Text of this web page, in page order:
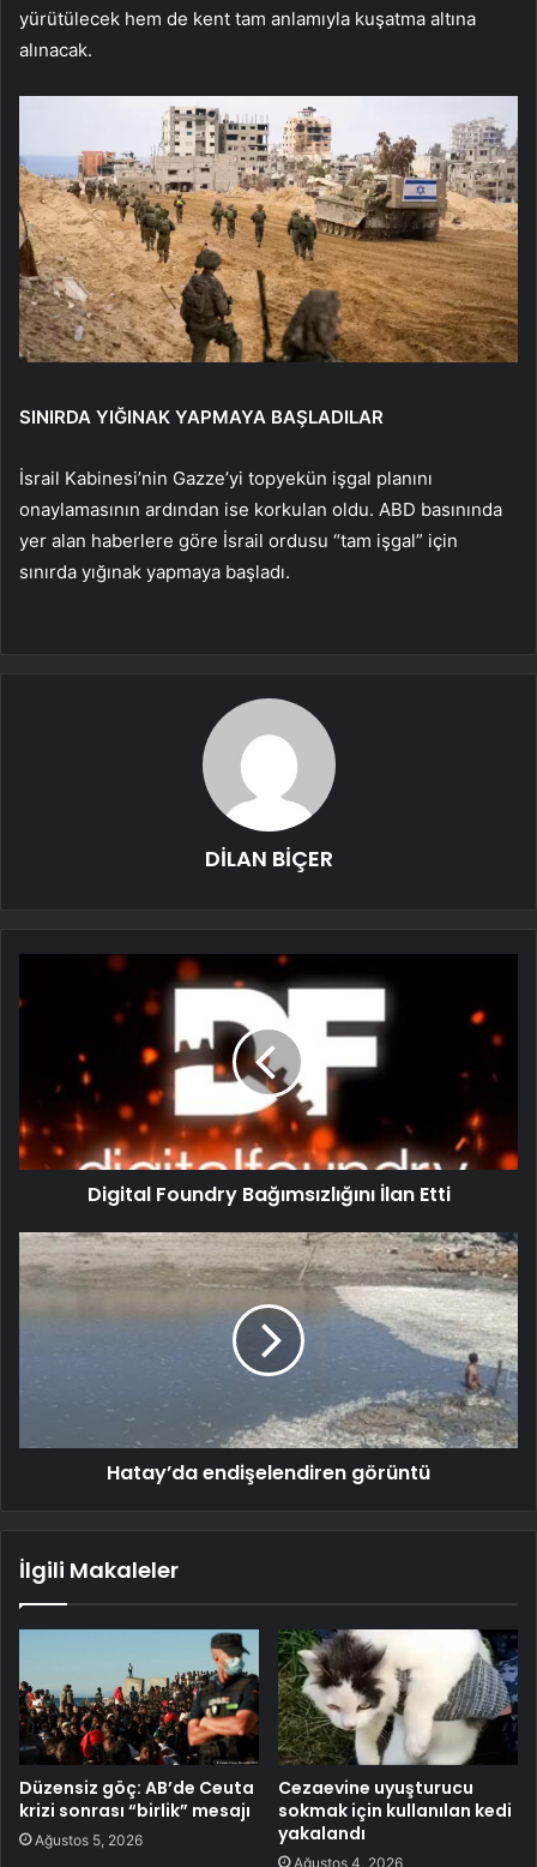
yürütülecek hem de kent tam anlamıyla kuşatma altına
alınacak.
SINIRDA YIĞINAK YAPMAYA BAŞLADILAR
İsrail Kabinesi’nin Gazze’yi topyekün işgal planını
onaylamasının ardından ise korkulan oldu. ABD basınında
yer alan haberlere göre İsrail ordusu “tam işgal” için
sınırda yığınak yapmaya başladı.
DİLAN BİÇER
Digital Foundry Bağımsızlığını İlan Etti
Hatay’da endişelendiren görüntü
İlgili Makaleler
Düzensiz göç: AB’de Ceuta
krizi sonrası “birlik” mesajı
Ağustos 5, 2026
Cezaevine uyuşturucu
sokmak için kullanılan kedi
yakalandı
Ağustos 4, 2026